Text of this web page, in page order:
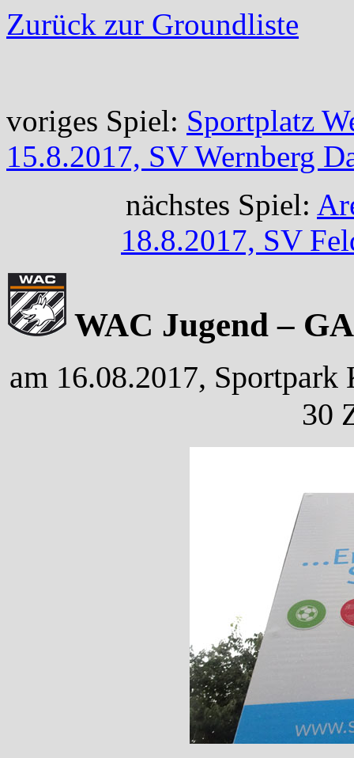
Zurück zur Groundliste
voriges Spiel: Sportplatz
15.8.2017, SV Wernberg
nächstes Spiel:
18.8.2017, SV
WAC Jugend –
am 16.08.2017,
30